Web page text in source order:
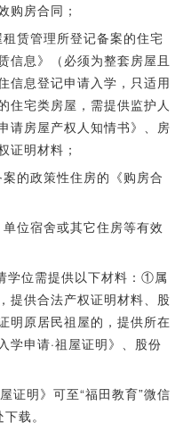
购房合同；
赁管理所登记备案的住宅
信息》（必须为整套房屋且
信息登记申请入学，只适用
住宅类房屋，需提供监护人
请房屋产权人知情书》、房
证明材料；
的政策性住房的《购房合
位宿舍或其它住房等有效
学位需提供以下材料：①属
提供合法产权证明材料、股
明原居民祖屋的，提供所在
学申请·祖屋证明》、股份
证明》可至“福田教育”微信
载。